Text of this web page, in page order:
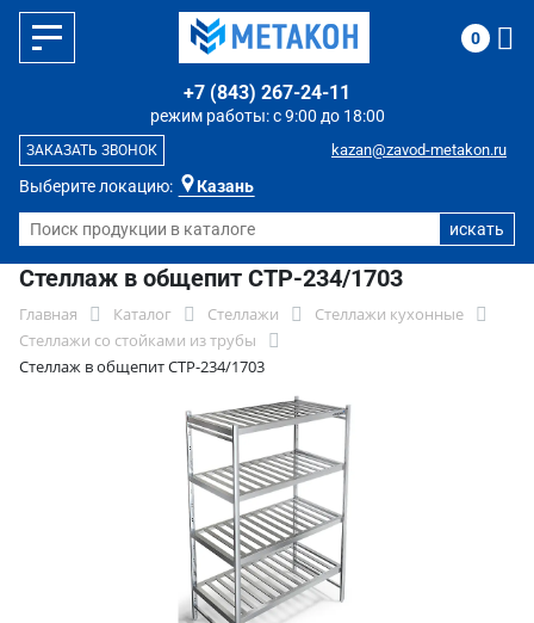
Выберите локацию: Казань
режим работы: с 9:00 до 18:00
+7 (843) 267-24-11
kazan@zavod-metakon.ru
ЗАКАЗАТЬ ЗВОНОК
0
Стеллаж в общепит СТР-234/1703
Главная Каталог Стеллажи
Стеллажи кухонные
Стеллажи со стойками из трубы
Стеллаж в общепит СТР-234/1703